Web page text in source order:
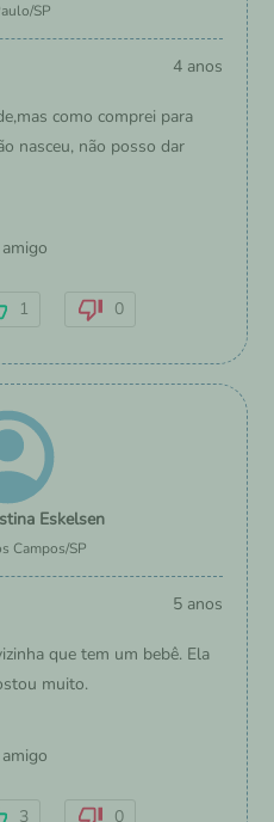
/SP
4 anos
como comprei para
nasceu, não posso dar
1 0
Eskelsen
Campos/SP
5 anos
que tem um bebê. Ela
muito.
3 0